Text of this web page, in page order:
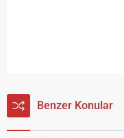
Benzer Konular